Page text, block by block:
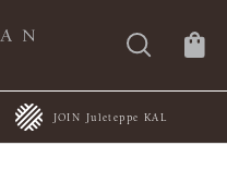
JOIN Juleteppe KAL